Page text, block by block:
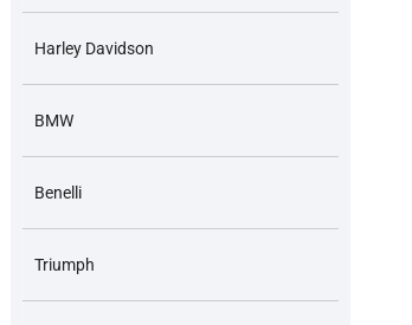
Harley Davidson
BMW
Benelli
Triumph